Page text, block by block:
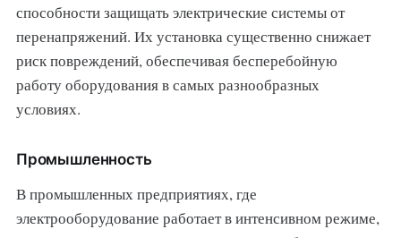
способности защищать электрические системы от
перенапряжений. Их установка существенно снижает
риск повреждений, обеспечивая бесперебойную
работу оборудования в самых разнообразных
условиях.
Промышленность
В промышленных предприятиях, где
электрооборудование работает в интенсивном режиме,